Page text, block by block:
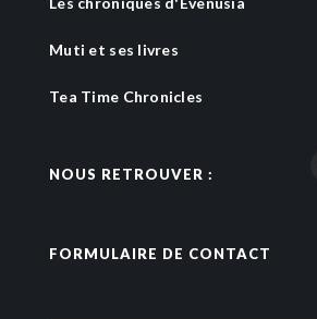
Muti et ses livres
Tea Time Chronicles
NOUS RETROUVER :
FORMULAIRE DE CONTACT